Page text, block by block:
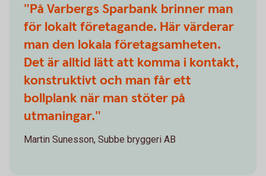
"På Varbergs Sparbank brinner man
för lokalt företagande. Här värderar
man den lokala företagsamheten.
Det är alltid lätt att komma i kontakt,
konstruktivt och man får ett
bollplank när man stöter på
utmaningar."
Martin Sunesson, Subbe bryggeri AB